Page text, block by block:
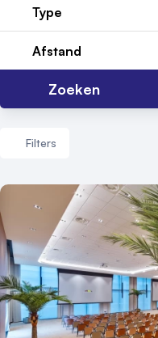
Meld locatie aan
Nieuws
Reviews (5⭐️)
Type
Afstand
Zoeken
Filters
Aantal zalen
1 - 5 zalen
6 - 10 zalen
10 of meer zalen
Aantal personen